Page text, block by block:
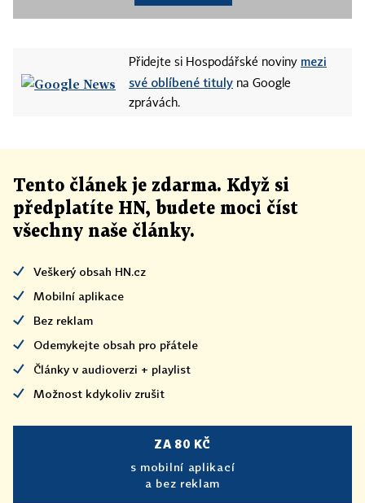
Přidejte si Hospodářské noviny mezi
své oblíbené tituly na Google
zprávách.
Tento článek je zdarma. Když si
předplatíte HN, budete moci číst
všechny naše články.
Veškerý obsah HN.cz
Mobilní aplikace
Bez reklam
Odemykejte obsah pro přátele
Články v audioverzi + playlist
Možnost kdykoliv zrušit
ZA 80 KČ
s mobilní aplikací
a bez reklam